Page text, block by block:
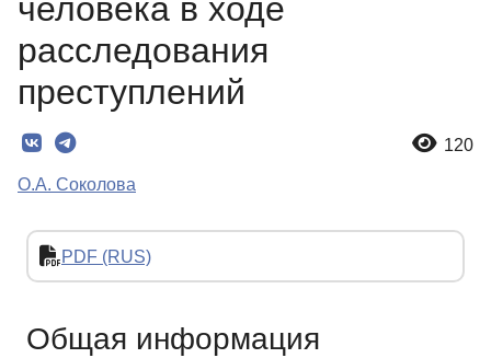
человека в ходе
расследования
преступлений
120
О.А. Соколова
PDF (RUS)
Общая информация